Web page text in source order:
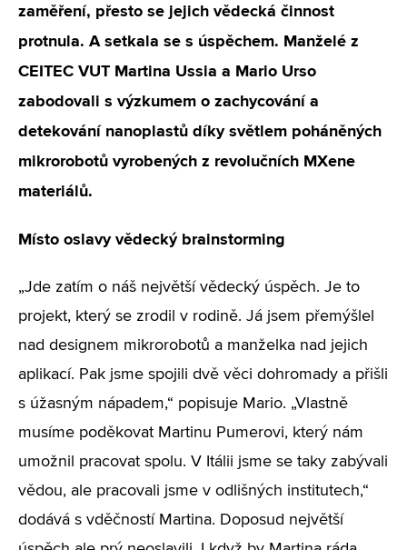
zaměření, přesto se jejich vědecká činnost
protnula. A setkala se s úspěchem. Manželé z
CEITEC VUT Martina Ussia a Mario Urso
zabodovali s výzkumem o zachycování a
detekování nanoplastů díky světlem poháněných
mikrorobotů vyrobených z revolučních MXene
materiálů.
Místo oslavy vědecký brainstorming
„Jde zatím o náš největší vědecký úspěch. Je to
projekt, který se zrodil v rodině. Já jsem přemýšlel
nad designem mikrorobotů a manželka nad jejich
aplikací. Pak jsme spojili dvě věci dohromady a přišli
s úžasným nápadem,“ popisuje Mario. „Vlastně
musíme poděkovat Martinu Pumerovi, který nám
umožnil pracovat spolu. V Itálii jsme se taky zabývali
vědou, ale pracovali jsme v odlišných institutech,“
dodává s vděčností Martina. Doposud největší